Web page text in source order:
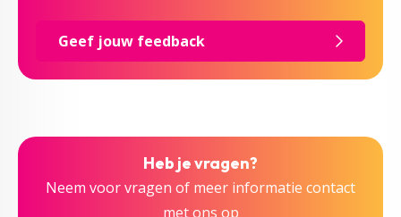
Geef jouw feedback
Heb je vragen?
Neem voor vragen of meer informatie contact
met ons op